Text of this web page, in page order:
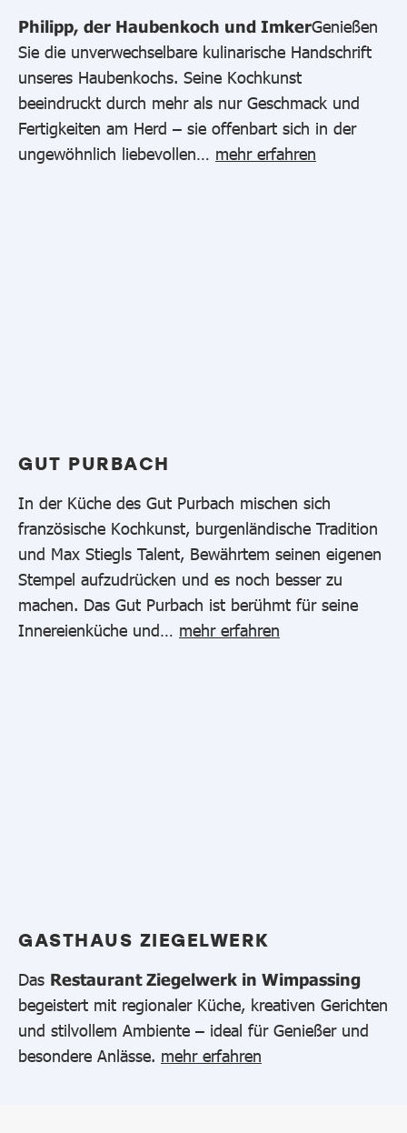
Philipp, der Haubenkoch und ImkerGenießen
Sie die unverwechselbare kulinarische Handschrift
unseres Haubenkochs. Seine Kochkunst
beeindruckt durch mehr als nur Geschmack und
Fertigkeiten am Herd – sie offenbart sich in der
ungewöhnlich liebevollen… mehr erfahren
GUT PURBACH
In der Küche des Gut Purbach mischen sich
französische Kochkunst, burgenländische Tradition
und Max Stiegls Talent, Bewährtem seinen eigenen
Stempel aufzudrücken und es noch besser zu
machen. Das Gut Purbach ist berühmt für seine
Innereienküche und… mehr erfahren
GASTHAUS ZIEGELWERK
Das Restaurant Ziegelwerk in Wimpassing
begeistert mit regionaler Küche, kreativen Gerichten
und stilvollem Ambiente – ideal für Genießer und
besondere Anlässe. mehr erfahren